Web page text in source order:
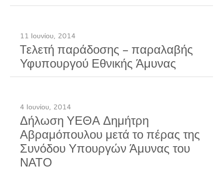
11 Ιουνίου, 2014
Tελετή παράδοσης – παραλαβής
Υφυπουργού Εθνικής Άμυνας
4 Ιουνίου, 2014
Δήλωση ΥΕΘΑ Δημήτρη
Αβραμόπουλου μετά το πέρας της
Συνόδου Υπουργών Άμυνας του
ΝΑΤΟ